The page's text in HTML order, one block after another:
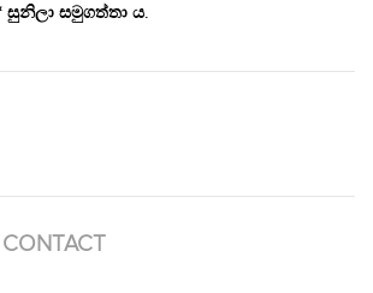
සුනිලා සමුගත්තා ය.